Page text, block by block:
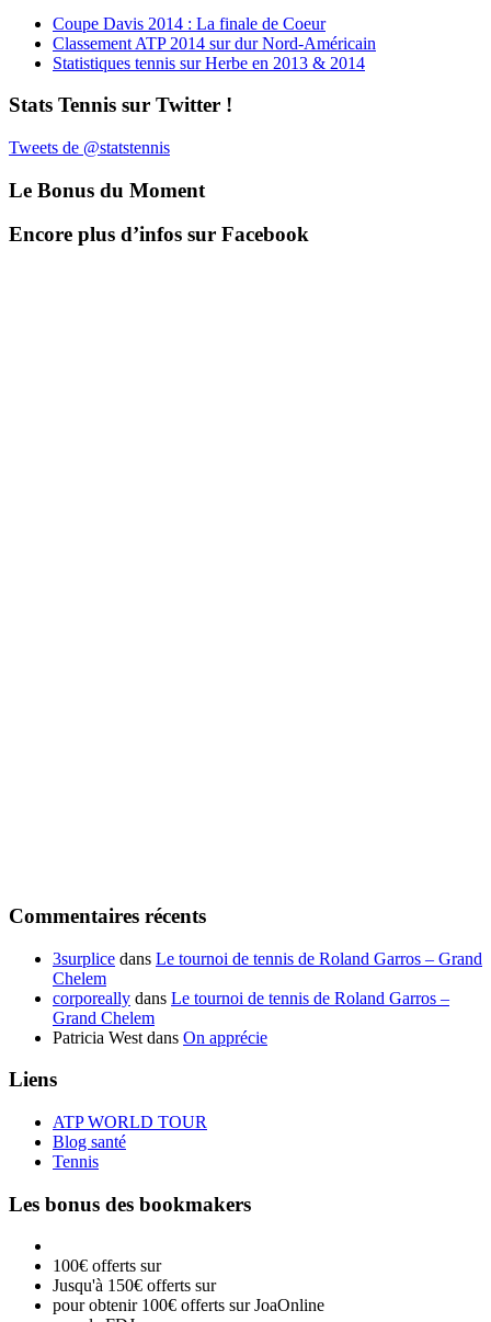
Coupe Davis 2014 : La finale de Coeur
Classement ATP 2014 sur dur Nord-Américain
Statistiques tennis sur Herbe en 2013 & 2014
Stats Tennis sur Twitter !
Tweets de @statstennis
Le Bonus du Moment
Encore plus d’infos sur Facebook
Commentaires récents
3surplice dans Le tournoi de tennis de Roland Garros – Grand
Chelem
corporeally dans Le tournoi de tennis de Roland Garros –
Grand Chelem
Patricia West dans On apprécie
Liens
ATP WORLD TOUR
Blog santé
Tennis
Les bonus des bookmakers
100€ offerts sur
Jusqu'à 150€ offerts sur
pour obtenir 100€ offerts sur JoaOnline